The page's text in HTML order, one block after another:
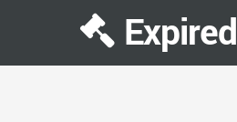
Expired